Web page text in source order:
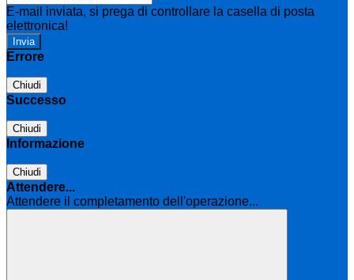
E-mail inviata, si prega di controllare la casella di posta
elettronica!
Errore
Chiudi
Successo
Chiudi
Informazione
Chiudi
Attendere...
Attendere il completamento dell'operazione...